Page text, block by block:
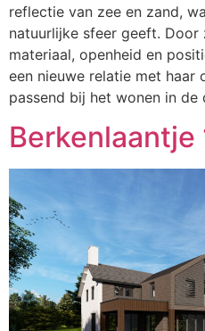
reflectie van zee en zand,
natuurlijke sfeer geeft.
materiaal, openheid en
een nieuwe relatie met haar
passend bij het wonen in de
Berkenlaantje